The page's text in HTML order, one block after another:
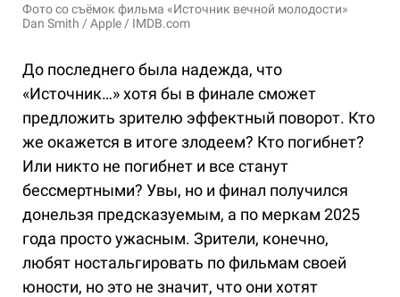
Фото со съёмок фильма «Источник вечной молодости»
Dan Smith / Apple / IMDB.com
До последнего была надежда, что
«Источник…» хотя бы в финале сможет
предложить зрителю эффектный поворот. Кто
же окажется в итоге злодеем? Кто погибнет?
Или никто не погибнет и все станут
бессмертными? Увы, но и финал получился
донельзя предсказуемым, а по меркам 2025
года просто ужасным. Зрители, конечно,
любят ностальгировать по фильмам своей
юности, но это не значит, что они хотят